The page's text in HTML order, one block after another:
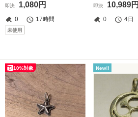
即決 1,080円
0 17時間
未使用
即決 10,989円
0 4日
10%対象 New!!